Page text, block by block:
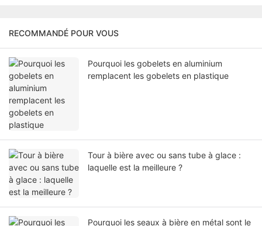
RECOMMANDÉ POUR VOUS
Pourquoi les gobelets en aluminium
remplacent les gobelets en plastique
Tour à bière avec ou sans tube à glace :
laquelle est la meilleure ?
Pourquoi les seaux à bière en métal sont le